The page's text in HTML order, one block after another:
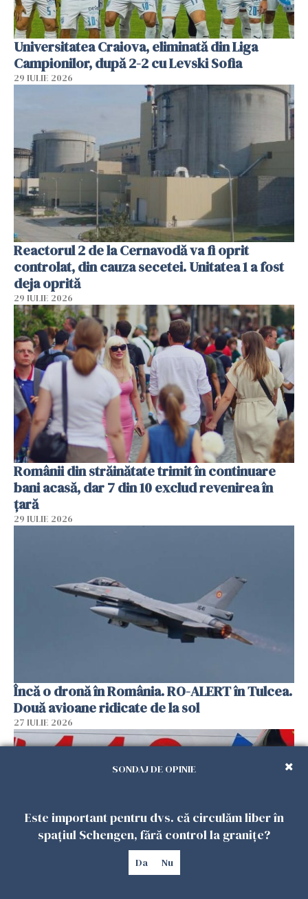
Universitatea Craiova, eliminată din Liga
Campionilor, după 2-2 cu Levski Sofia
29 IULIE 2026
Reactorul 2 de la Cernavodă va fi oprit
controlat, din cauza secetei. Unitatea 1 a fost
deja oprită
29 IULIE 2026
Românii din străinătate trimit în continuare
bani acasă, dar 7 din 10 exclud revenirea în
țară
29 IULIE 2026
Încă o dronă în România. RO-ALERT în Tulcea.
Două avioane ridicate de la sol
27 IULIE 2026
SONDAJ DE OPINIE
Este important pentru dvs. că circulăm liber în
spațiul Schengen, fără control la granițe?
Da Nu